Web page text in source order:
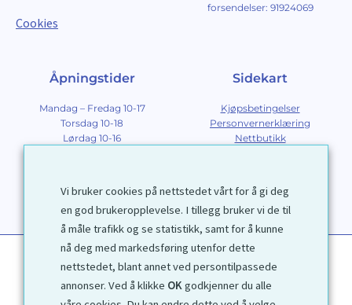
Cookies
forsendelser: 91924069
Åpningstider
Mandag – Fredag 10-17
Torsdag 10-18
Lørdag 10-16
Sidekart
Kjøpsbetingelser
Personvernerklæring
Nettbutikk
Kontakt
Vi bruker cookies på nettstedet vårt for å gi deg
en god brukeropplevelse. I tillegg bruker vi de til
å måle trafikk og se statistikk, samt for å kunne
nå deg med markedsføring utenfor dette
nettstedet, blant annet ved persontilpassede
annonser. Ved å klikke OKgodkjenner du alle